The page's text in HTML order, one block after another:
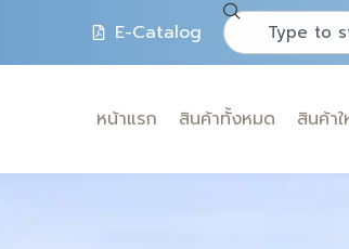
E-Catalog
หน้าแรก สินค้าทั้งหมด สินค้า